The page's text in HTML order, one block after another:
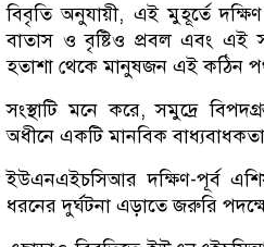
বিবৃতি অনুযায়ী, এই মুহূর্তে
বাতাস ও বৃষ্টিও প্রবল এবং এই
হতাশা থেকে মানুষজন এই কঠিন
সংস্থাটি মনে করে, সমুদ্রে
অধীনে একটি মানবিক বাধ্যবাধকতা
ইউএনএইচসিআর দক্ষিণ-পূর্ব
ধরনের দুর্ঘটনা এড়াতে জরুরি